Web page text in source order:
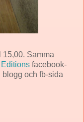
15,00. Samma
Editions facebook-
och fb-sida